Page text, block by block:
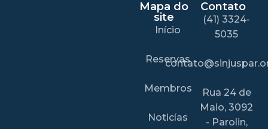
Mapa do
site
Início
Reservas
Membros
Noticías
Contato
(41) 3324-
5035
Rua 24 de
Maio, 3092
- Parolin,